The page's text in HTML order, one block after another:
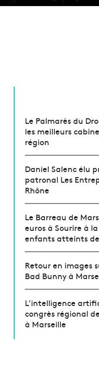
Le Palmarès du
les meilleurs
région
Daniel Salenc élu
patronal Les
Rhône
Le Barreau de
euros à Sourire à
enfants atteints
Retour en images
Bad Bunny à
L’intelligence
congrès régional
à Marseille